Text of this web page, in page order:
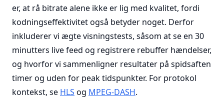
er, at rå bitrate alene ikke er lig med kvalitet, fordi
kodningseffektivitet også betyder noget. Derfor
inkluderer vi ægte visningstests, såsom at se en 30
minutters live feed og registrere rebuffer hændelser,
og hvorfor vi sammenligner resultater på spidsaften
timer og uden for peak tidspunkter. For protokol
kontekst, se HLS og MPEG-DASH.